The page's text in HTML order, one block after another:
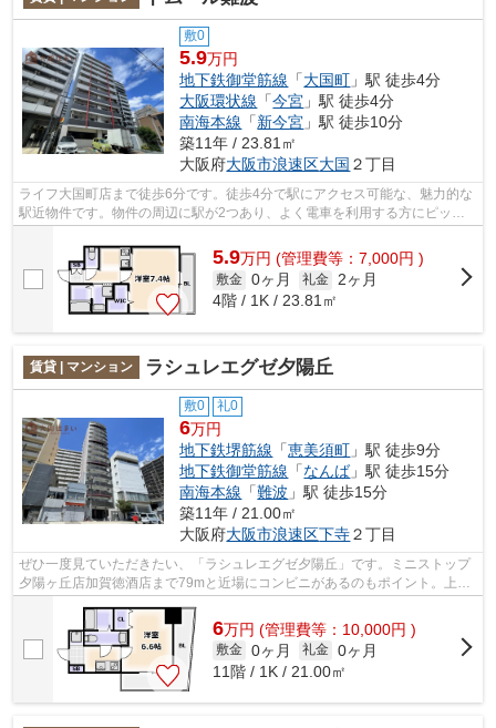
敷0
5.9万円
地下鉄御堂筋線 「大国町 」駅 徒歩4分
大阪環状線 「今宮 」駅 徒歩4分
南海本線 「新今宮 」駅 徒歩10分
築11年 / 23.81㎡
大阪府大阪市浪速区大国 ２丁目
ライフ大国町店まで徒歩6分です。徒歩4分で駅にアクセス可能な、魅力的な
駅近物件です。物件の周辺に駅が2つあり、よく電車を利用する方にピッタ
リです。共用部にはエレベータ・敷地内...
5.9万円 (管理費等：7,000円 )
敷金 0ヶ月 礼金
2ヶ月
4階 / 1K / 23.81㎡
賃貸 | マンション ラシュレエグゼ夕陽丘
敷0 礼0
6万円
地下鉄堺筋線 「恵美須町 」駅 徒歩9分
地下鉄御堂筋線 「なんば」駅 徒歩15分
南海本線 「難波 」駅 徒歩15分
築11年 / 21.00㎡
大阪府大阪市浪速区下寺２丁目
ぜひ一度見ていただきたい、「ラシュレエグゼ夕陽丘」です。ミニストップ
夕陽ヶ丘店加賀徳酒店まで79mと近場にコンビニがあるのもポイント。上層
6万円 (管理費等：10,000円 )
敷金 0ヶ月 礼金 0ヶ月
11階 / 1K / 21.00㎡